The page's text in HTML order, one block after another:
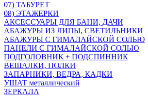
07) ТАБУРЕТ
08) ЭТАЖЕРКИ
АКСЕССУАРЫ ДЛЯ БАНИ, ДАЧИ
АБАЖУРЫ ИЗ ЛИПЫ, СВЕТИЛЬНИКИ
АБАЖУРЫ С ГИМАЛАЙСКОЙ СОЛЬЮ
ПАНЕЛИ С ГИМАЛАЙСКОЙ СОЛЬЮ
ПОДГОЛОВНИК + ПОДСПИННИК
ВЕШАЛКИ, ПОЛКИ
ЗАПАРНИКИ, ВЕДРА, КАДКИ
УШАТ металлический
ЗЕРКАЛА